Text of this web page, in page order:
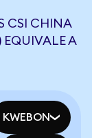
CSI CHINA
EQUIVALE A
KWEBON